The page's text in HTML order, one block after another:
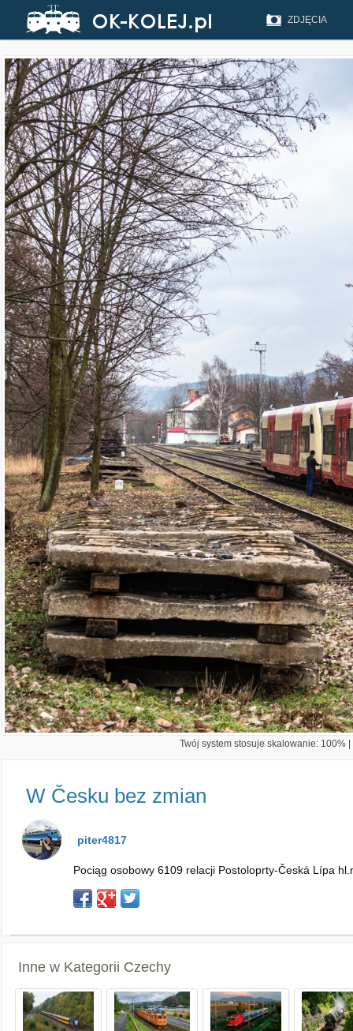
ZDJĘCIA
Twój system stosuje skalowanie: 100%
W Česku bez zmian
piter4817
Pociąg osobowy 6109 relacji Postoloprty-Česká Lípa
Inne w Kategorii Czechy